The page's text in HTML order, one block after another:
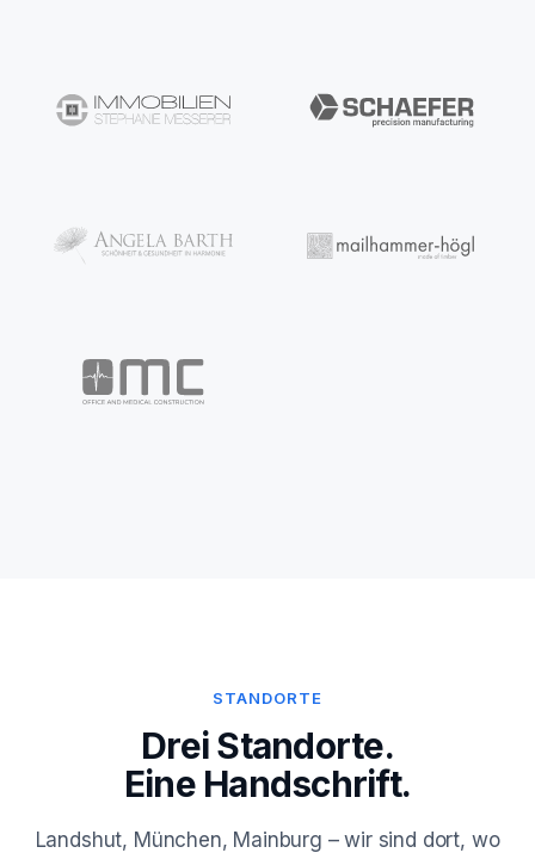
STANDORTE
Drei Standorte.
Eine Handschrift.
Landshut, München, Mainburg – wir sind dort, wo